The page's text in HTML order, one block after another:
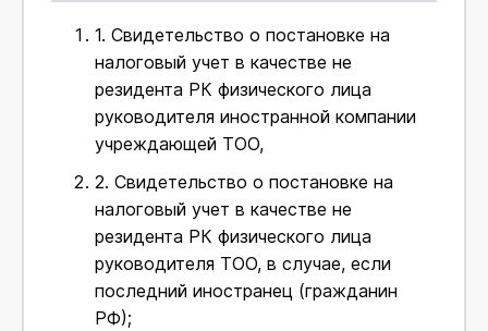
1. Свидетельство о постановке на
налоговый учет в качестве не
резидента РК физического лица
руководителя иностранной компании
учреждающей ТОО,
2. Свидетельство о постановке на
налоговый учет в качестве не
резидента РК физического лица
руководителя ТОО, в случае, если
последний иностранец (гражданин
РФ);